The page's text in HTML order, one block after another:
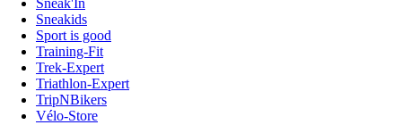
Sneak'In
Sneakids
Sport is good
Training-Fit
Trek-Expert
Triathlon-Expert
TripNBikers
Vélo-Store